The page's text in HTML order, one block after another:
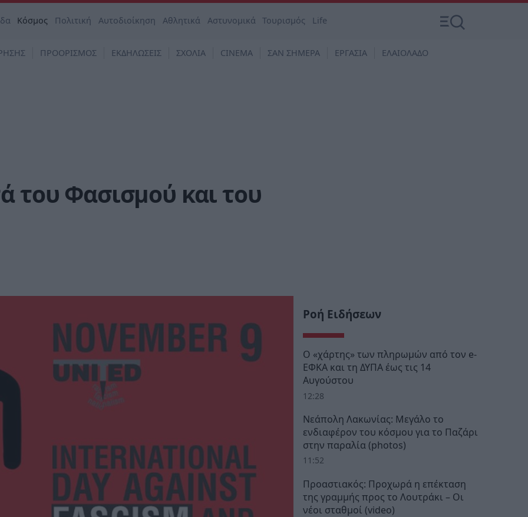
Κόσμος Πολιτική Αυτοδιοίκηση Αθλητικά Αστυνομικά Τουρισμός Life
ΠΡΟΟΡΙΣΜΟΣ ΕΚΔΗΛΩΣΕΙΣ ΣΧΟΛΙΑ CINEMA ΣΑΝ ΣΗΜΕΡΑ ΕΡΓΑΣΙΑ ΕΛΑΙΟΛΑΔΟ
του Φασισμού και του
Ροή Ειδήσεων
Ο «χάρτης» των πληρωμών από τον e-
ΕΦΚΑ και τη ΔΥΠΑ έως τις 14
Αυγούστου
12:28
Νεάπολη Λακωνίας: Μεγάλο το
ενδιαφέρον του κόσμου για το Παζάρι
στην παραλία (photos)
11:52
Προαστιακός: Προχωρά η επέκταση
της γραμμής προς το Λουτράκι – Οι
νέοι σταθμοί (video)